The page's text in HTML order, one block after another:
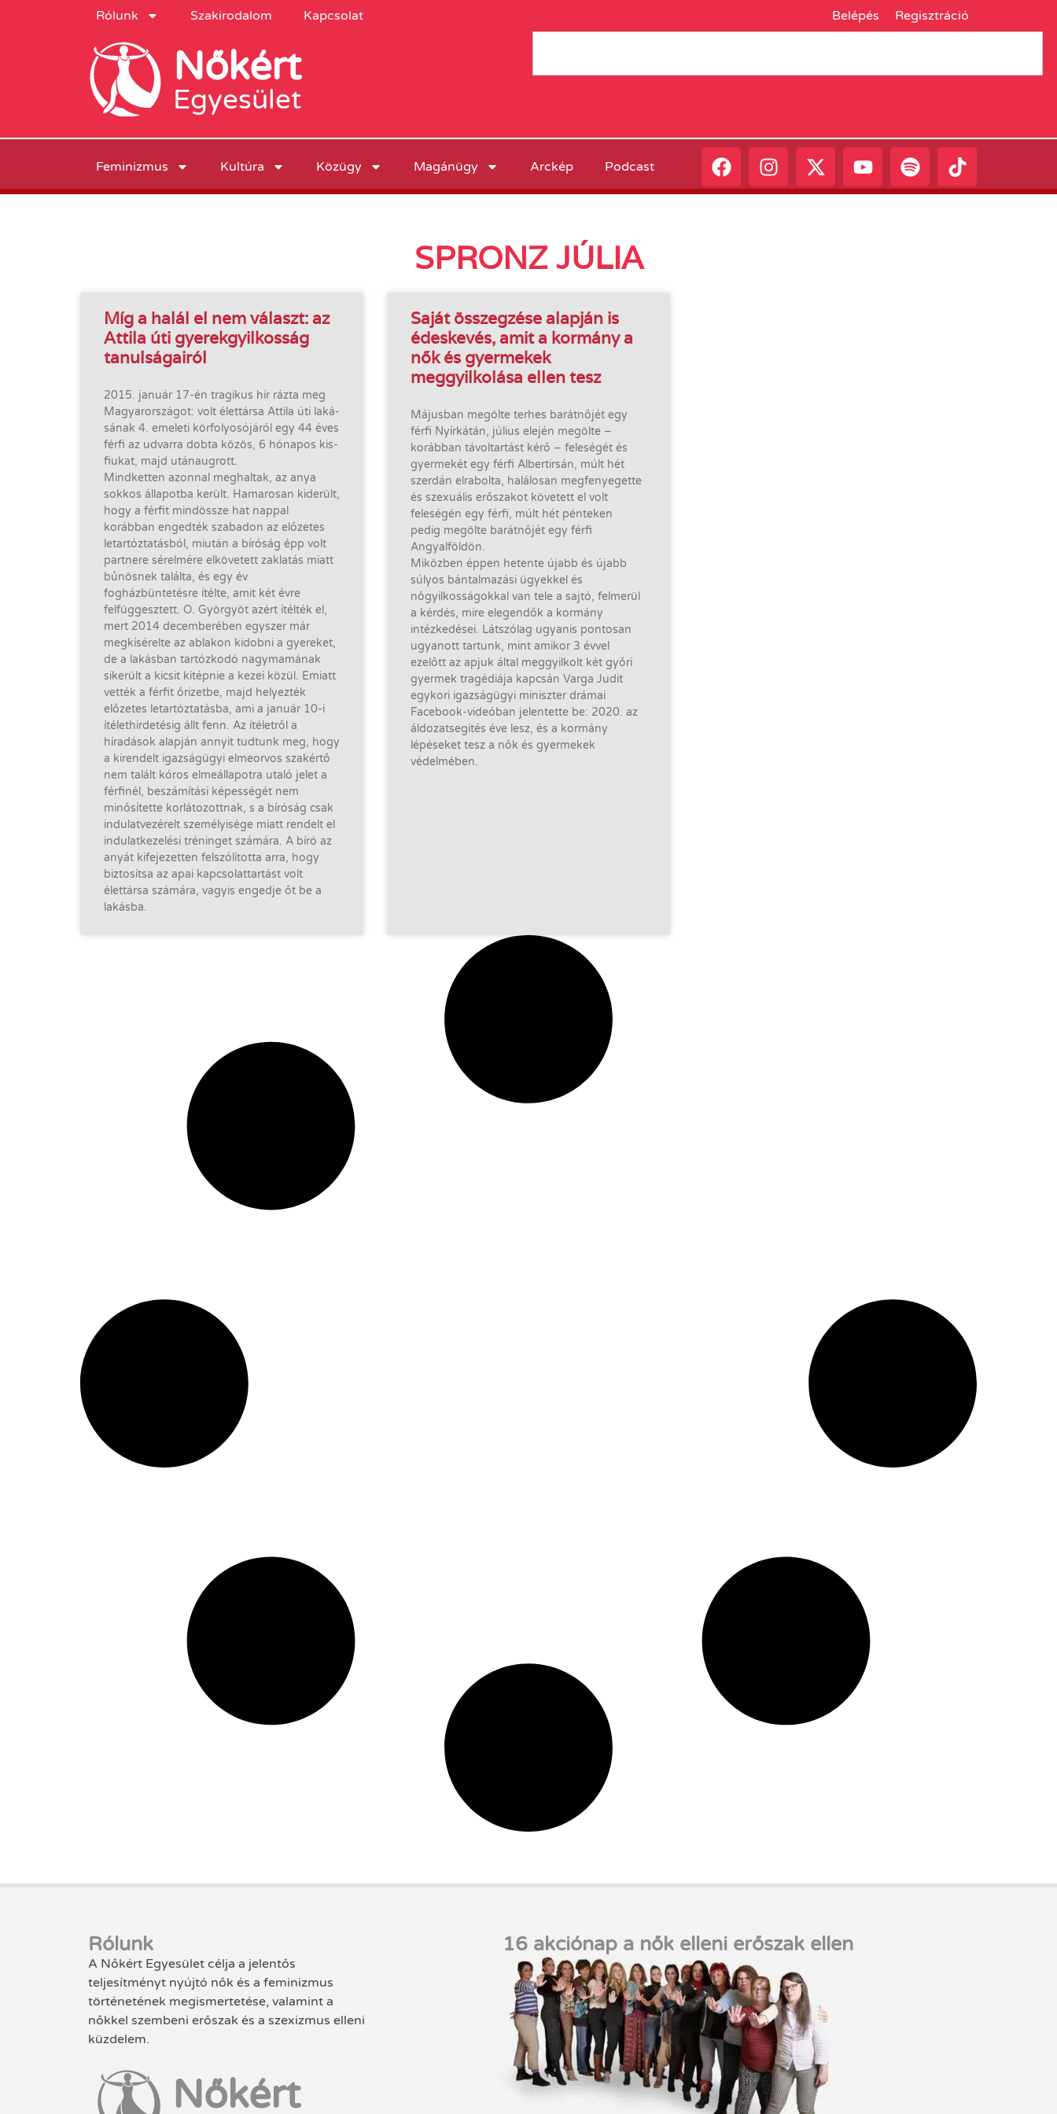
Rólunk Szakirodalom Kapcsolat Belépés Regisztráció
Nőkért
Egyesület
Feminizmus Kultúra Közügy Magánügy Arckép Podcast
SPRONZ JÚLIA
Míg a halál el nem választ: az
Attila úti gyerekgyilkosság
tanulságairól
2015. január 17-én tragikus hír rázta meg
Magyarországot: volt élettársa Attila úti laká­
sának 4. emeleti körfolyosójáról egy 44 éves
férfi az udvarra dobta közös, 6 hónapos kis­
fiukat, majd utánaugrott.
Mindketten azonnal meghaltak, az anya
sokkos állapotba került. Hamarosan kiderült,
hogy a férfit mindössze hat nappal
korábban engedték szabadon az előzetes
letartóztatásból, miután a bíróság épp volt
partnere sérelmére elkövetett zaklatás miatt
bűnösnek találta, és egy év
fogházbüntetésre ítélte, amit két évre
felfüggesztett. O. Györgyöt azért ítélték el,
mert 2014 decemberében egyszer már
megkísérelte az ablakon kidobni a gyereket,
de a lakásban tartózkodó nagymamának
sikerült a kicsit kitépnie a kezei közül. Emiatt
vették a férfit őrizetbe, majd helyezték
előzetes letartóztatásba, ami a január 10-i
ítélethirdetésig állt fenn. Az ítéletről a
híradások alapján annyit tudtunk meg, hogy
a kirendelt igazságügyi elmeorvos szakértő
nem talált kóros elmeállapotra utaló jelet a
férfinél, beszámítási képességét nem
minősítette korlátozottnak, s a bíróság csak
indulatvezérelt személyisége miatt rendelt el
indulatkezelési tréninget számára. A bíró az
anyát kifejezetten felszólította arra, hogy
biztosítsa az apai kapcsolattartást volt
élettársa számára, vagyis engedje őt be a
lakásba.
Saját összegzése alapján is
édeskevés, amit a kormány a
nők és gyermekek
meggyilkolása ellen tesz
Májusban megölte terhes barátnőjét egy
férfi Nyírkátán, július elején megölte –
korábban távoltartást kérő – feleségét és
gyermekét egy férfi Albertirsán, múlt hét
szerdán elrabolta, halálosan megfenyegette
és szexuális erőszakot követett el volt
feleségén egy férfi, múlt hét pénteken
pedig megölte barátnőjét egy férfi
Angyalföldön.
Miközben éppen hetente újabb és újabb
súlyos bántalmazási ügyekkel és
nőgyilkosságokkal van tele a sajtó, felmerül
a kérdés, mire elegendők a kormány
intézkedései. Látszólag ugyanis pontosan
ugyanott tartunk, mint amikor 3 évvel
ezelőtt az apjuk által meggyilkolt két győri
gyermek tragédiája kapcsán Varga Judit
egykori igazságügyi miniszter drámai
Facebook-videóban jelentette be: 2020. az
áldozatsegítés éve lesz, és a kormány
lépéseket tesz a nők és gyermekek
védelmében.
Rólunk
A Nőkért Egyesület célja a jelentős
teljesítményt nyújtó nők és a feminizmus
történetének megismertetése, valamint a
nőkkel szembeni erőszak és a szexizmus elleni
küzdelem.
Nőkért
16 akciónap a nők elleni erőszak ellen